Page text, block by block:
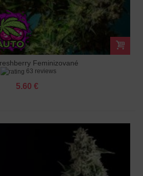
Feminizované
63 reviews
5.60 €